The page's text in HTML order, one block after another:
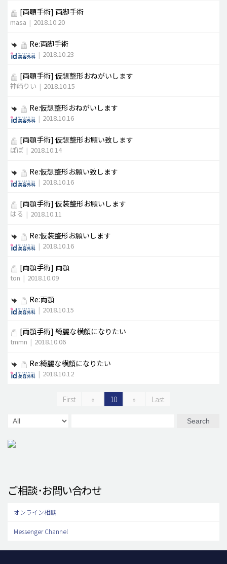
[両顎手術] 両脚手術
masa | 2018.10.20
Re:両脚手術
| 2018.10.23
[両顎手術] 仮想整形おねがいします
神崎りい | 2018.10.15
Re:仮想整形おねがいします
| 2018.10.16
[両顎手術] 仮想整形お願い致します
ぽぽ | 2018.10.14
Re:仮想整形お願い致します
| 2018.10.16
[両顎手術] 仮装整形お願いします
はる | 2018.10.11
Re:仮装整形お願いします
| 2018.10.16
[両顎手術] 両顎
ton | 2018.10.09
Re:両顎
| 2018.10.15
[両顎手術] 綺麗な横顔になりたい
tmmn | 2018.10.06
Re:綺麗な横顔になりたい
| 2018.10.12
First « 10 » Last
Search
ご相談･お問い合わせ
オンライン相談
Messenger Channel